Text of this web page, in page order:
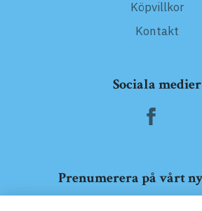
Köpvillkor
Kontakt
Sociala medier
Prenumerera på vårt